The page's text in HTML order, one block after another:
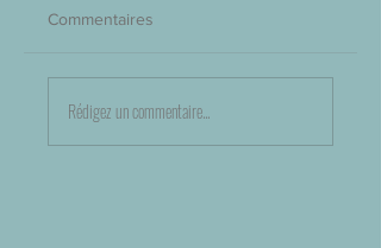
Commentaires
Rédigez un commentaire...